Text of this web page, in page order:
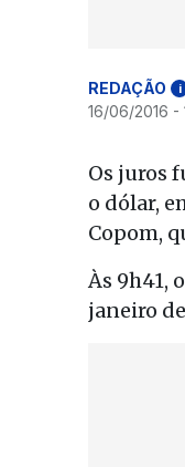
REDAÇÃO i
16/06/2016 -
Os juros
o dólar,
Copom,
Às 9h41,
janeiro